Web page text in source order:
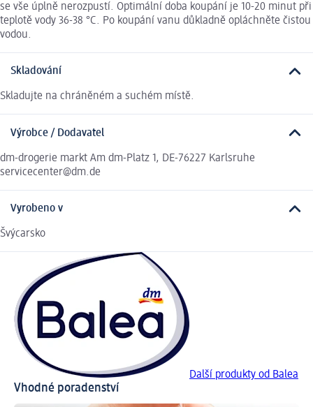
se vše úplně nerozpustí. Optimální doba koupání je 10-20 minut při
teplotě vody 36-38 °C. Po koupání vanu důkladně opláchněte čistou
vodou.
Skladování
Skladujte na chráněném a suchém místě.
Výrobce / Dodavatel
dm-drogerie markt Am dm-Platz 1, DE-76227 Karlsruhe
servicecenter@dm.de
Vyrobeno v
Švýcarsko
Další produkty od Balea
Vhodné poradenství